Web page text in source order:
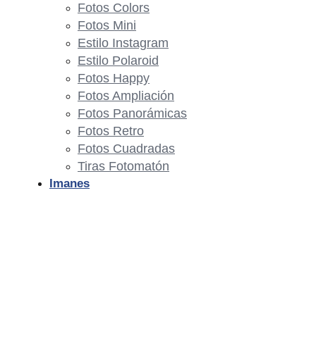
Fotos Colors
Fotos Mini
Estilo Instagram
Estilo Polaroid
Fotos Happy
Fotos Ampliación
Fotos Panorámicas
Fotos Retro
Fotos Cuadradas
Tiras Fotomatón
Imanes